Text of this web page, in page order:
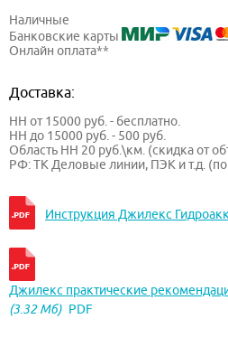
Наличные
Банковские карты
Онлайн оплата**
Доставка:
НН от 15000 руб. - бесплатно.
НН до 15000 руб. - 500 руб.
Область НН 20 руб.\км. (скидка от
РФ: ТК Деловые линии, ПЭК и т.д.
Инструкция Джилекс
Джилекс практические
(3.32 Мб) PDF